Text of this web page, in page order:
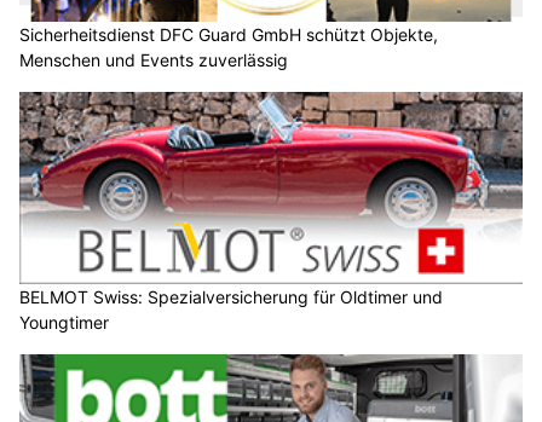
Sicherheitsdienst DFC Guard GmbH schützt Objekte,
Menschen und Events zuverlässig
BELMOT Swiss: Spezialversicherung für Oldtimer und
Youngtimer